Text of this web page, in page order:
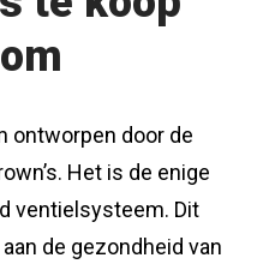
ontworpen door de
Het is de enige
ventielsysteem. Dit
de gezondheid van